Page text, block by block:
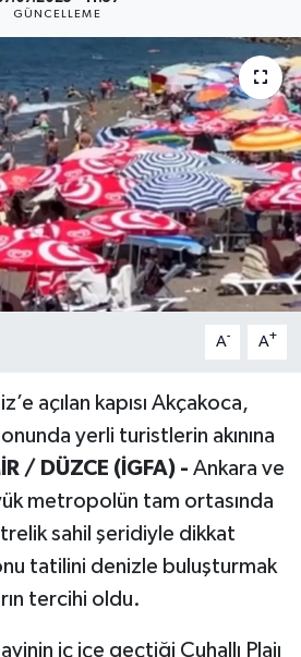
GÜNCELLEME
A- A+
açılan kapısı Akçakoca,
yerli turistlerin akınına
/ DÜZCE (İGFA) - Ankara ve
metropolün tam ortasında
sahil şeridiyle dikkat
tatilini denizle buluşturmak
tercihi oldu.
iç içe geçtiği Çuhallı Plajı